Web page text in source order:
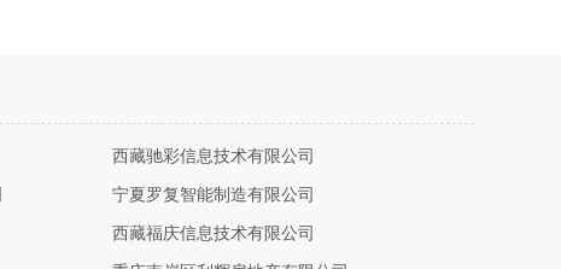
西藏驰彩信息技术有限公司
宁夏罗复智能制造有限公司
西藏福庆信息技术有限公司